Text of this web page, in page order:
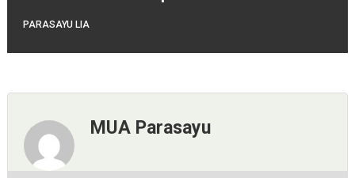
PARASAYU LIA
MUA Parasayu